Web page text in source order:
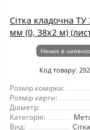
Сітка кладочна ТУ
мм (0, 38x2 м)
Немає в
Код товару:
Розмір комірки:
Розмір карти:
Діаметр:
Категорія:
Вид: